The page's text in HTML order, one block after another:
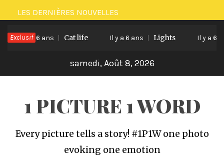
Passer
au
contenu
LES DERNIÈRES NOUVELLES
Exclusif
Il y a 6 ans Cat life Il y a 6 ans Lights Il y a 6 ans
samedi, Août 8, 2026
1 PICTURE 1 WORD
Every picture tells a story! #1P1W one photo
evoking one emotion